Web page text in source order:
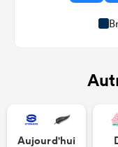
Aujourd'hui